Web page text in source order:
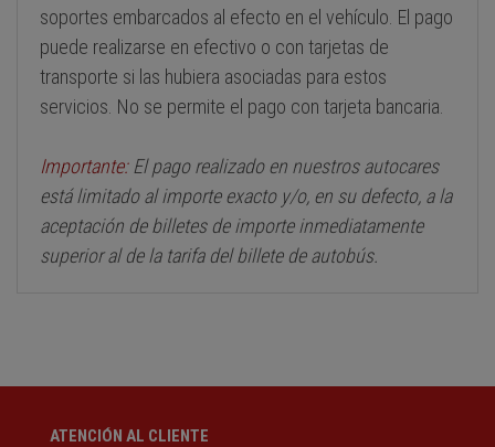
soportes embarcados al efecto en el vehículo. El pago
puede realizarse en efectivo o con tarjetas de
transporte si las hubiera asociadas para estos
servicios. No se permite el pago con tarjeta bancaria.
Importante: El pago realizado en nuestros autocares
está limitado al importe exacto y/o, en su defecto, a la
aceptación de billetes de importe inmediatamente
superior al de la tarifa del billete de autobús.
ATENCIÓN AL CLIENTE